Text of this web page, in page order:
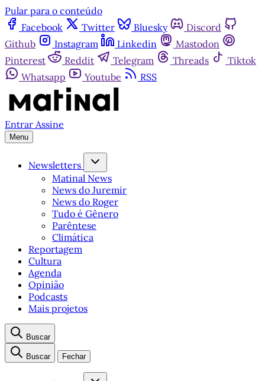
Pular para o conteúdo
Facebook
Twitter Bluesky
Discord
Github
Instagram Linkedin
Mastodon
Pinterest
Reddit Telegram Threads
Tiktok
Whatsapp
Youtube RSS
Entrar Assine
Menu
Newsletters
Matinal News
News do Juremir
News do Roger
Tudo é Gênero
Parêntese
Climática
Reportagem
Cultura
Agenda
Opinião
Podcasts
Mais projetos
Buscar
Buscar Fechar